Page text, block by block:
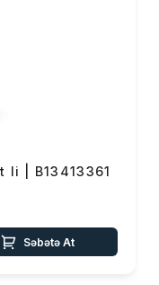
Ii | B13413361
Səbətə At